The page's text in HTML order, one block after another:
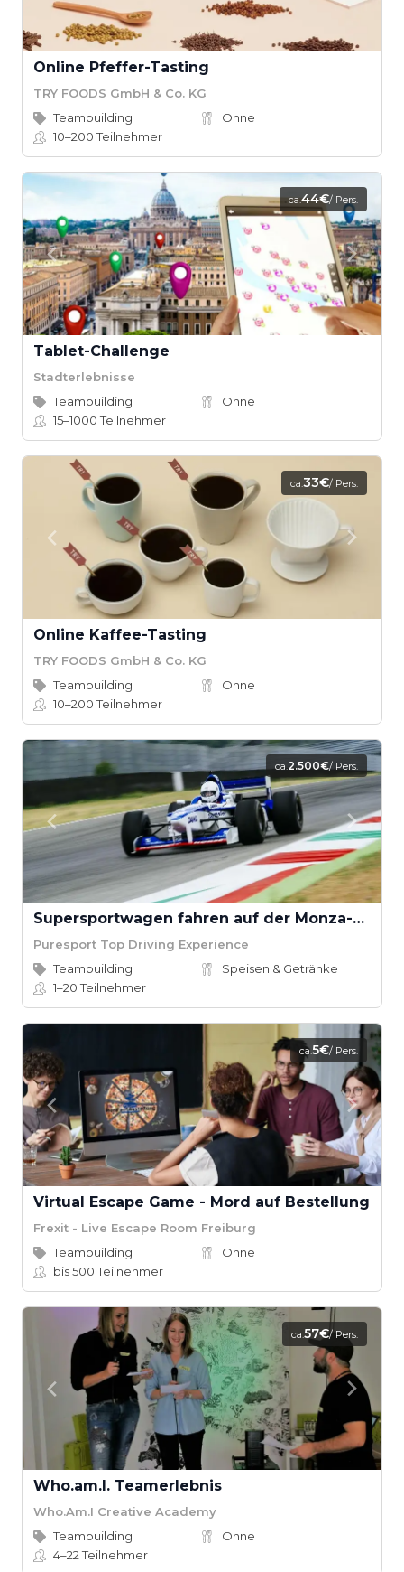
Online Pfeffer-Tasting
TRY FOODS GmbH & Co. KG
Teambuilding
Ohne
10–200Teilnehmer
ca.44€/ Pers.
Tablet-Challenge
Stadterlebnisse
Teambuilding
Ohne
15–1000Teilnehmer
ca.33€/ Pers.
Online Kaffee-Tasting
TRY FOODS GmbH & Co. KG
Teambuilding
Ohne
10–200Teilnehmer
ca.2.500€/ Pers.
Supersportwagen fahren auf der Monza-Strecke
Puresport Top Driving Experience
Teambuilding
Speisen & Getränke
1–20Teilnehmer
ca.5€/ Pers.
Virtual Escape Game - Mord auf Bestellung
Frexit - Live Escape Room Freiburg
Teambuilding
Ohne
bis 500Teilnehmer
ca.57€/ Pers.
Who.am.I. Teamerlebnis
Who.Am.I Creative Academy
Teambuilding
Ohne
4–22Teilnehmer